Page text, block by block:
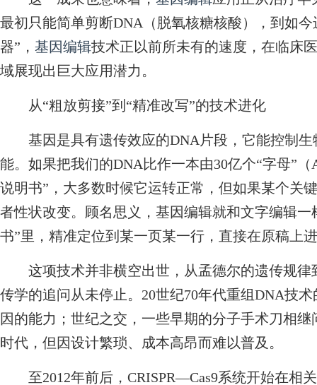
最初只能简单剪断DNA（脱氧核糖核酸），到如
器”， 基因编辑技术正以前所未有的速度，在临床
域展现出巨大应用潜力。
从“粗放剪接”到“精准改写”的技术进化
基因是具有遗传效应的DNA片段，它能控制生
能。如果把我们的DNA比作一本由30亿个“字母”
说明书”，大多数时候它运转正常，但如果某个关
者性状改变。顾名思义，基因编辑就和文字编辑
书”里，精准定位到某一页某一行，直接在原稿上
这项技术并非横空出世，从孟德尔的遗传规律
传学的追问从未停止。20世纪70年代重组DNA技
因的能力；世纪之交，一些早期的分子手术刀相
时代，但因设计繁琐、成本高昂而难以普及。
至2012年前后，CRISPR—Cas9系统开始在相